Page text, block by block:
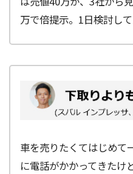
万で倍提示。1日検討し
車を売りたくてはじめて
に電話がかかってきたけ